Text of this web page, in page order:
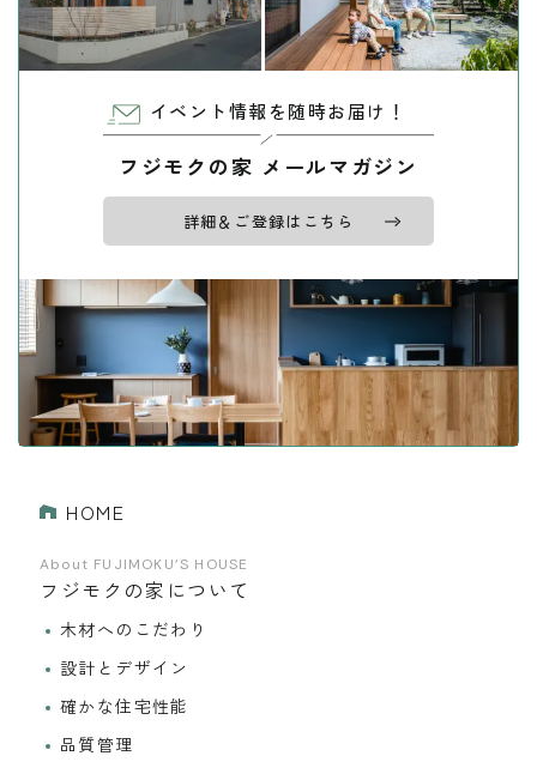
イベント情報を随時お届け！
フジモクの家 メールマガジン
詳細＆ご登録はこちら
HOME
About FUJIMOKU’S HOUSE
フジモクの家について
木材へのこだわり
設計とデザイン
確かな住宅性能
品質管理